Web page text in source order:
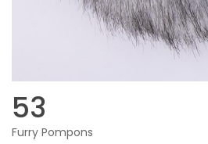
53
Furry Pompons